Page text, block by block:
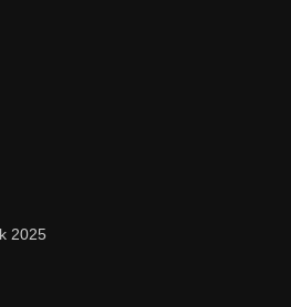
2025